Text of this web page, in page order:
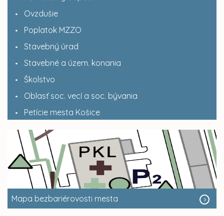
Ovzdušie
Poplatok MZZO
Stavebný úrad
Stavebné a územ. konania
Školstvo
Oblasť soc. vecí a soc. bývania
Petície mesta Košice
Mapa bezbariérovosti mesta